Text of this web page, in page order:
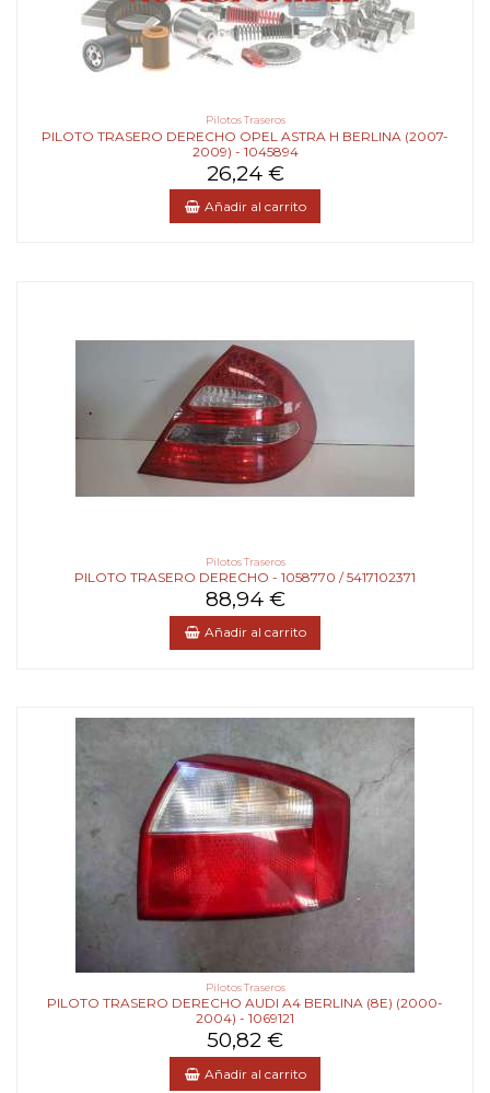
Pilotos Traseros
PILOTO TRASERO DERECHO OPEL ASTRA H BERLINA (2007-
2009) - 1045894
26,24 €
Añadir al carrito
Pilotos Traseros
PILOTO TRASERO DERECHO - 1058770 / 5417102371
88,94 €
Añadir al carrito
Pilotos Traseros
PILOTO TRASERO DERECHO AUDI A4 BERLINA (8E) (2000-
2004) - 1069121
50,82 €
Añadir al carrito